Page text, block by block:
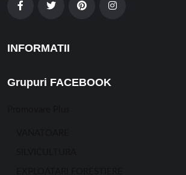
INFORMATII
Grupuri FACEBOOK